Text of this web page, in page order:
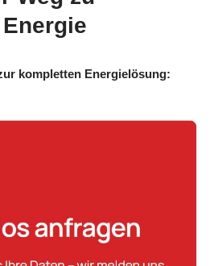
kompletten Energielösung: